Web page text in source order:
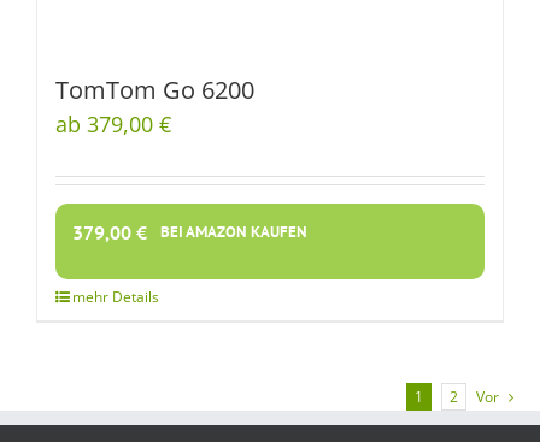
TomTom Go 6200
ab 379,00 €
379,00 € BEI AMAZON KAUFEN
1 2 Vor